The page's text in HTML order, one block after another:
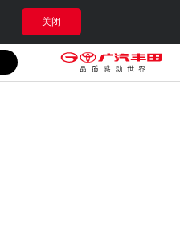
关闭